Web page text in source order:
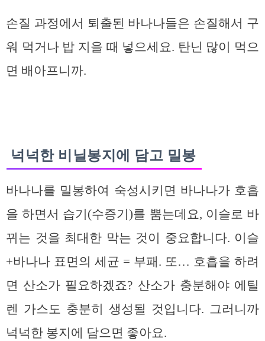
손질 과정에서 퇴출된 바나나들은 손질해서 구
워 먹거나 밥 지을 때 넣으세요. 탄닌 많이 먹으
면 배아프니까.
넉넉한 비닐봉지에 담고 밀봉
바나나를 밀봉하여 숙성시키면 바나나가 호흡
을 하면서 습기(수증기)를 뿜는데요, 이슬로 바
뀌는 것을 최대한 막는 것이 중요합니다. 이슬
+바나나 표면의 세균 = 부패. 또… 호흡을 하려
면 산소가 필요하겠죠? 산소가 충분해야 에틸
렌 가스도 충분히 생성될 것입니다. 그러니까
넉넉한 봉지에 담으면 좋아요.